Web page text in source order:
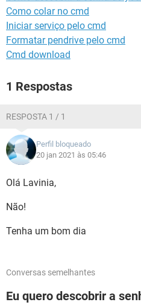
Como colar no cmd
Iniciar serviço pelo cmd
Formatar pendrive pelo cmd
Cmd download
1 Respostas
RESPOSTA 1 / 1
Perfil bloqueado
20 jan 2021 às 05:46
Olá Lavinia,
Não!
Tenha um bom dia
Conversas semelhantes
Eu quero descobrir a